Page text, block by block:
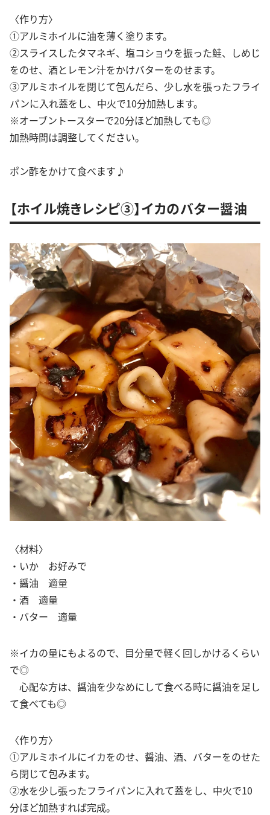
〈作り方〉
①アルミホイルに油を薄く塗ります。
②スライスしたタマネギ、塩コショウを振った鮭、しめじ
をのせ、酒とレモン汁をかけバターをのせます。
③アルミホイルを閉じて包んだら、少し水を張ったフライ
パンに入れ蓋をし、中火で10分加熱します。
※オーブントースターで20分ほど加熱しても◎
加熱時間は調整してください。
ポン酢をかけて食べます♪
【ホイル焼きレシピ③】イカのバター醤油
〈材料〉
・いか お好みで
・醤油 適量
・酒 適量
・バター 適量
※イカの量にもよるので、目分量で軽く回しかけるくらい
で◎
心配な方は、醤油を少なめにして食べる時に醤油を足し
て食べても◎
〈作り方〉
①アルミホイルにイカをのせ、醤油、酒、バターをのせた
ら閉じて包みます。
②水を少し張ったフライパンに入れて蓋をし、中火で10
分ほど加熱すれば完成。